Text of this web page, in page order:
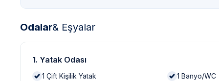
Odalar& Eşyalar
1. Yatak Odası
1 Çift Kişilik Yatak 1 Banyo/WC